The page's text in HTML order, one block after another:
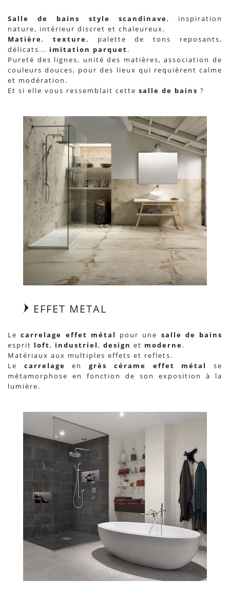
Salle de bains style scandinave, inspiration
nature, intérieur discret et chaleureux.
Matière, texture, palette de tons reposants,
délicats... imitation parquet.
Pureté des lignes, unité des matières, association de
couleurs douces, pour des lieux qui requièrent calme
et modération.
Et si elle vous ressemblait cette salle de bains ?
EFFET METAL
Lecarrelage effet métal pour une salle de bains
esprit loft, industriel, design et moderne.
Matériaux aux multiples effets et reflets.
Le carrelage engrès cérame effet métal
se
métamorphose en fonction de son exposition à la
lumière.